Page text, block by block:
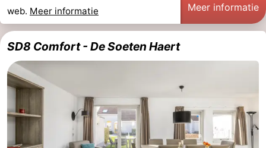
Surfen
-
Duiken
Eten
en
drinken
Zeehonden
Evenementen
Praktisch
Jongeren
web. Meer informatie Meer informatie
SD8 Comfort - De Soeten Haert